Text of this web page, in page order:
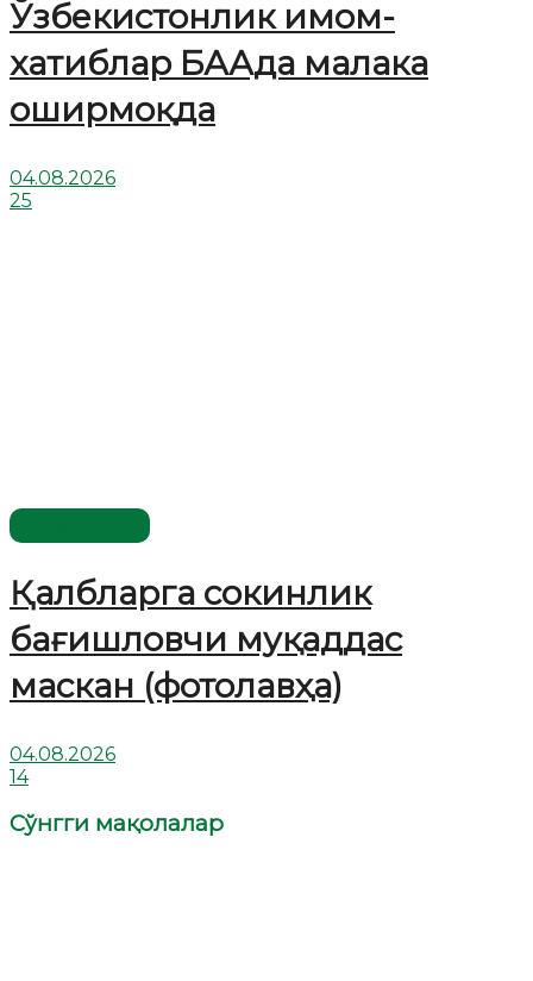
Ўзбекистонлик имом-
хатиблар БААда малака
оширмоқда
04.08.2026
25
Қалбларга сокинлик
бағишловчи муқаддас
маскан (фотолавҳа)
04.08.2026
14
Сўнгги мақолалар